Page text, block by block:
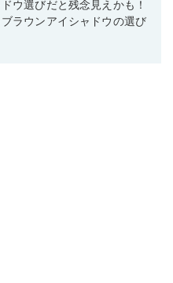
ウ選びだと残念見えかも！
ラウンアイシャドウの選び